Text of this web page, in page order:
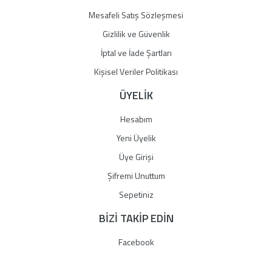
Mesafeli Satış Sözleşmesi
Gizlilik ve Güvenlik
İptal ve İade Şartları
Kişisel Veriler Politikası
ÜYELİK
Hesabım
Yeni Üyelik
Üye Girişi
Şifremi Unuttum
Sepetiniz
BİZİ TAKİP EDİN
Facebook